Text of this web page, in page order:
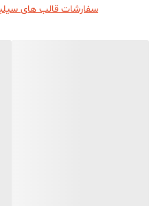
سفارشات قالب های سیلیکونی 3 الی 4 روزه